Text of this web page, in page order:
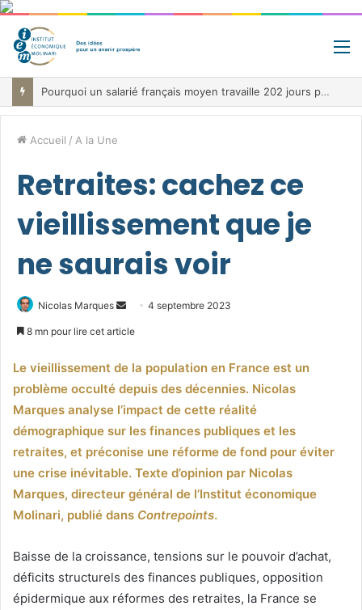
Pourquoi un salarié français moyen travaille 202 jours par an pour financer impôts et cotisations, un record dans toute l’Union européenne
Accueil / A la Une
Retraites: cachez ce
vieillissement que je
ne saurais voir
Nicolas Marques
Envoyer4 septembre 2023
8 mn pour lire cet article
Le vieillissement de la population en France est un
problème occulté depuis des décennies. Nicolas
Marques analyse l’impact de cette réalité
démographique sur les finances publiques et les
retraites, et préconise une réforme de fond pour éviter
une crise inévitable. Texte d’opinion par Nicolas
Marques, directeur général de l’Institut économique
Molinari, publié dans Contrepoints.
Baisse de la croissance, tensions sur le pouvoir d’achat,
déficits structurels des finances publiques, opposition
épidermique aux réformes des retraites, la France se